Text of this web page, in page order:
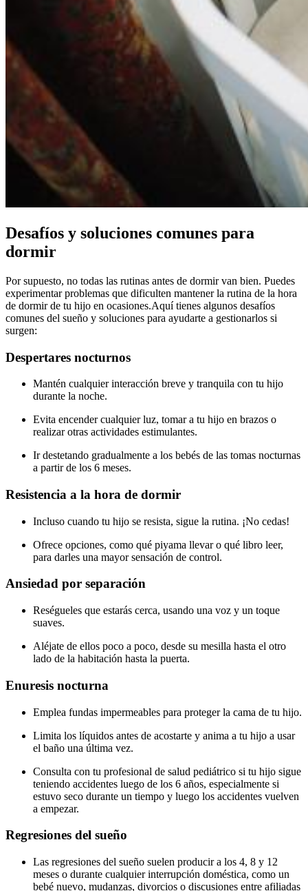
Desafíos y soluciones comunes para
dormir
Por supuesto, no todas las rutinas antes de dormir van bien. Puedes
experimentar problemas que dificulten mantener la rutina de la hora
de dormir de tu hijo en ocasiones.Aquí tienes algunos desafíos
comunes del sueño y soluciones para ayudarte a gestionarlos si
surgen:
Despertares nocturnos
Mantén cualquier interacción breve y tranquila con tu hijo
durante la noche.
Evita encender cualquier luz, tomar a tu hijo en brazos o
realizar otras actividades estimulantes.
Ir destetando gradualmente a los bebés de las tomas nocturnas
a partir de los 6 meses.
Resistencia a la hora de dormir
Incluso cuando tu hijo se resista, sigue la rutina. ¡No cedas!
Ofrece opciones, como qué piyama llevar o qué libro leer,
para darles una mayor sensación de control.
Ansiedad por separación
Reségueles que estarás cerca, usando una voz y un toque
suaves.
Aléjate de ellos poco a poco, desde su mesilla hasta el otro
lado de la habitación hasta la puerta.
Enuresis nocturna
Emplea fundas impermeables para proteger la cama de tu hijo.
Limita los líquidos antes de acostarte y anima a tu hijo a usar
el baño una última vez.
Consulta con tu profesional de salud pediátrico si tu hijo sigue
teniendo accidentes luego de los 6 años, especialmente si
estuvo seco durante un tiempo y luego los accidentes vuelven
a empezar.
Regresiones del sueño
Las regresiones del sueño suelen producir a los 4, 8 y 12
meses o durante cualquier interrupción doméstica, como un
bebé nuevo, mudanzas, divorcios o discusiones entre afiliadas